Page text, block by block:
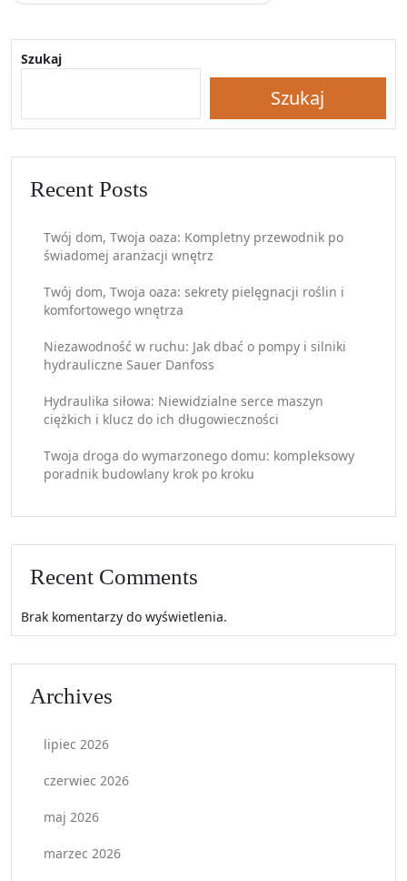
Szukaj
Szukaj
Recent Posts
Twój dom, Twoja oaza: Kompletny przewodnik po
świadomej aranżacji wnętrz
Twój dom, Twoja oaza: sekrety pielęgnacji roślin i
komfortowego wnętrza
Niezawodność w ruchu: Jak dbać o pompy i silniki
hydrauliczne Sauer Danfoss
Hydraulika siłowa: Niewidzialne serce maszyn
ciężkich i klucz do ich długowieczności
Twoja droga do wymarzonego domu: kompleksowy
poradnik budowlany krok po kroku
Recent Comments
Brak komentarzy do wyświetlenia.
Archives
lipiec 2026
czerwiec 2026
maj 2026
marzec 2026